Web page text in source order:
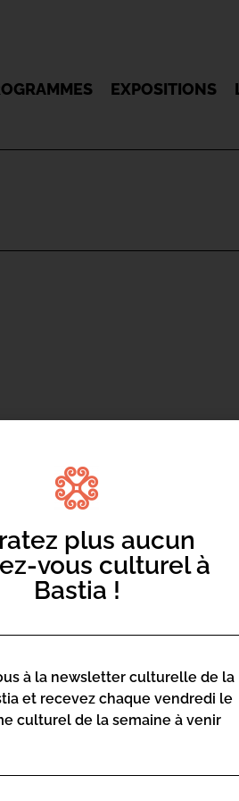
EXPOSITIONS
assignalatu di i
di e lingue per una
plus aucun
vous culturel à
Bastia !
à la newsletter culturelle de la
et recevez chaque vendredi le
culturel de la semaine à venir